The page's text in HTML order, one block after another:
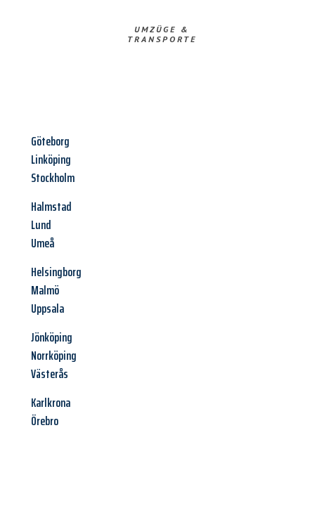
UMZÜGE &
TRANSPORTE
Göteborg
Linköping
Stockholm
Halmstad
Lund
Umeå
Helsingborg
Malmö
Uppsala
Jönköping
Norrköping
Västerås
Karlkrona
Örebro